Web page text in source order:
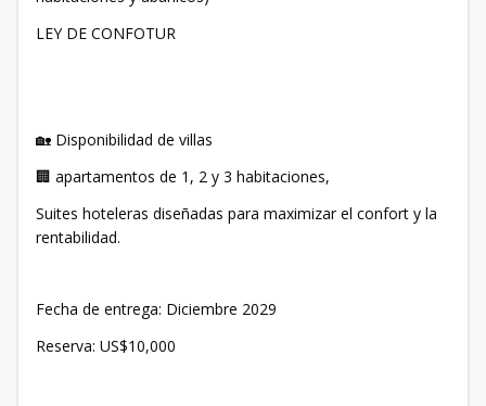
LEY DE CONFOTUR
🏡 Disponibilidad de villas
🏢 apartamentos de 1, 2 y 3 habitaciones,
Suites hoteleras diseñadas para maximizar el confort y la
rentabilidad.
Fecha de entrega: Diciembre 2029
Reserva: US$10,000